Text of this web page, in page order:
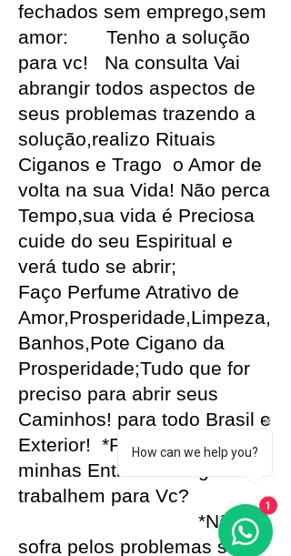
fechados sem emprego,sem
amor: Tenho a solução
para vc! Na consulta Vai
abrangir todos aspectos de
seus problemas trazendo a
solução,realizo Rituais
Ciganos e Trago o Amor de
volta na sua Vida! Não perca
Tempo,sua vida é Preciosa
cuide do seu Espiritual e
verá tudo se abrir;
Faço Perfume Atrativo de
Amor,Prosperidade,Limpeza,
Banhos,Pote Cigano da
Prosperidade;Tudo que for
preciso para abrir seus
Caminhos! para todo Brasil e
Exterior! *Precisa que as
minhas Entidades Ciganas
trabalhem para Vc?
*Não
sofra pelos problemas sem
How can we help you?
1